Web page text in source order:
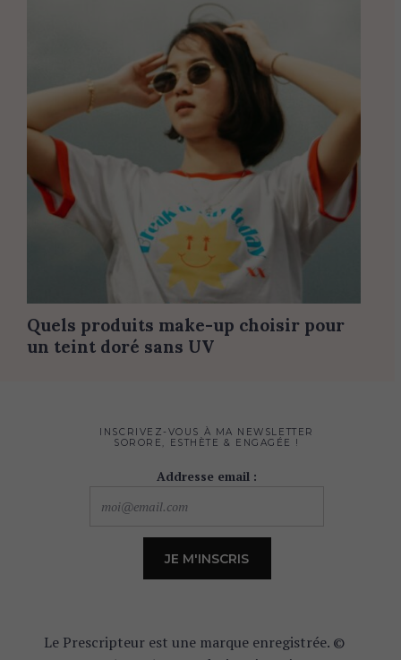
Quels produits make-up choisir pour
un teint doré sans UV
INSCRIVEZ-VOUS À MA NEWSLETTER
SORORE, ESTHÈTE & ENGAGÉE !
Addresse email :
Le Prescripteur est une marque enregistrée. ©